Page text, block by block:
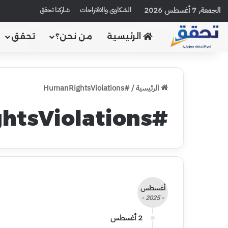
الجمعة, 7 أغسطس 2026 الشكاوى والاقتراحات شاركنا تحقق
الرئيسية من نحن؟ تحقق
الرئيسية/
#HumanRightsViolations
#HumanRightsViolations
أغسطس
- 2025 -
2 أغسطس